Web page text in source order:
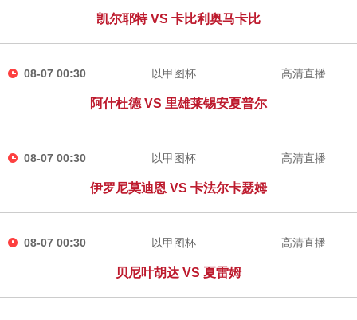
凯尔耶特 VS 卡比利奥马卡比
08-07 00:30 以甲图杯
阿什杜德 VS 里雄莱锡安夏普尔
高清直播
08-07 00:30 以甲图杯
伊罗尼莫迪恩 VS 卡法尔卡瑟姆
高清直播
08-07 00:30 以甲图杯
贝尼叶胡达 VS 夏雷姆
高清直播